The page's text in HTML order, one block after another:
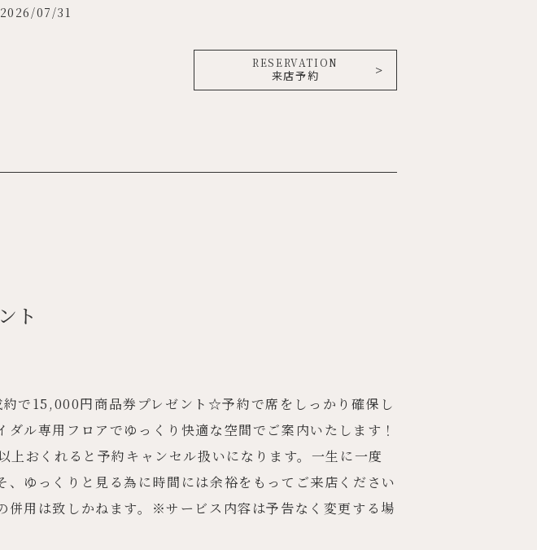
07/31
RESERVATION
来店予約
ト
で15,000円商品券プレゼント☆予約で席をしっかり確保し
ル専用フロアでゆっくり快適な空間でご案内いたします！
上おくれると予約キャンセル扱いになります。一生に一度
、ゆっくりと見る為に時間には余裕をもってご来店ください
併用は致しかねます。※サービス内容は予告なく変更する場